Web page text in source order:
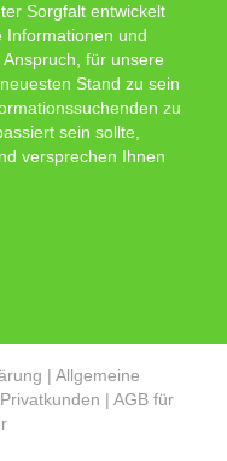
Sorgfalt entwickelt
Informationen und
für unsere
Stand zu sein
zu
sein sollte,
versprechen Ihnen
| Allgemeine
| AGB für